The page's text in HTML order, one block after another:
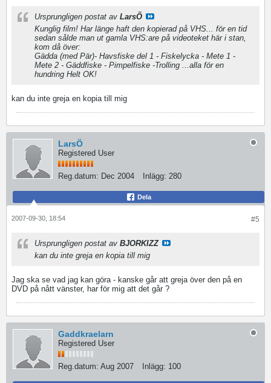
Ursprungligen postat av LarsÖ
Kunglig film! Har länge haft den kopierad på VHS... för en tid
sedan sålde man ut gamla VHS:are på videoteket här i stan,
kom då över:
Gädda (med Pär)- Havsfiske del 1 - Fiskelycka - Mete 1 -
Mete 2 - Gäddfiske - Pimpelfiske -Trolling ...alla för en
hundring Helt OK!
kan du inte greja en kopia till mig
LarsÖ
Registered User
Reg.datum: Dec 2004 Inlägg: 280
Dela
#5
2007-09-30, 18:54
Ursprungligen postat av BJORKIZZ
kan du inte greja en kopia till mig
Jag ska se vad jag kan göra - kanske går att greja över den på en
DVD på nått vänster, har för mig att det går ?
Gaddkraelarn
Registered User
Reg.datum: Aug 2007 Inlägg: 100